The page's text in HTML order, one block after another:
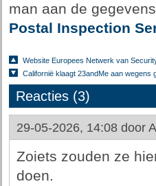
man aan de
Postal Inspection
Website Europees Netwerk van
Californië klaagt 23andMe aan wegens
Reacties (3)
29-05-2026, 14:08 door
Zoiets zouden ze
doen.